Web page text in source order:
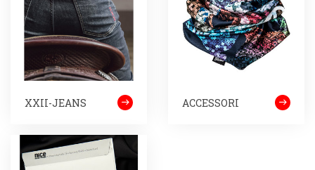
XXII-JEANS ACCESSORI